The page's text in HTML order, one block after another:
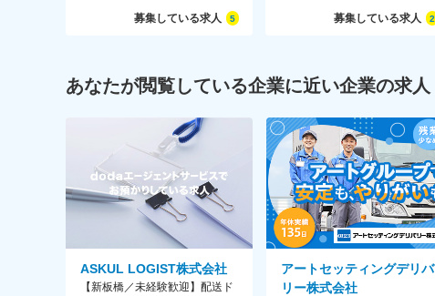
募集している求人 5 募集している求人 2
あなたが閲覧している企業に近い企業の求人
ASKUL LOGIST株式会社
【新板橋／未経験歓迎】配送ド
アートセッティングデリバ
リー株式会社